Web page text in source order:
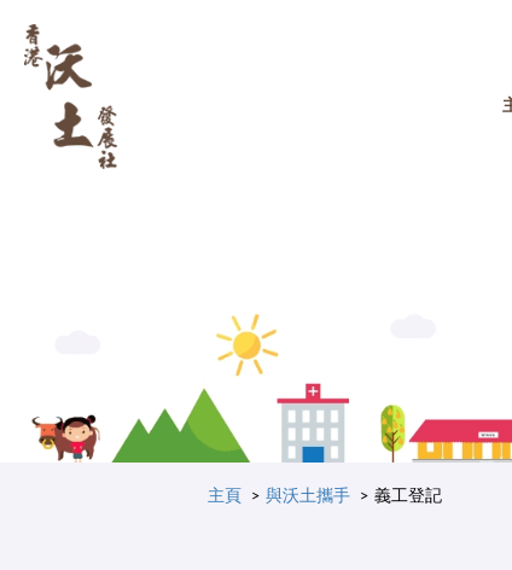
主頁 與沃土攜手 義工登記